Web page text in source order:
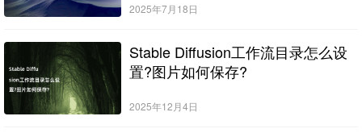
2025年7月18日
Stable Diffusion工作流目录怎么设
置?图片如何保存?
2025年12月4日